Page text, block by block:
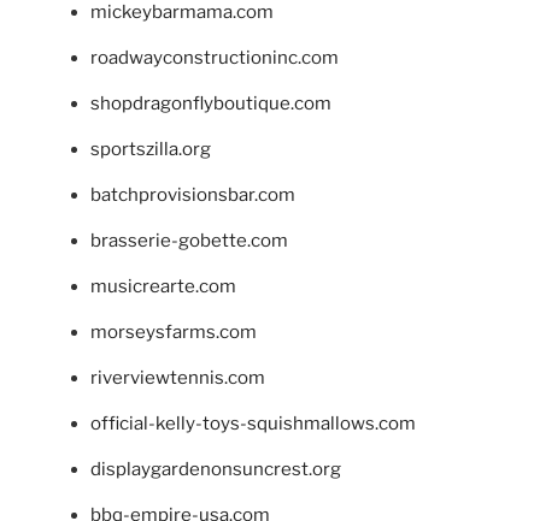
mickeybarmama.com
roadwayconstructioninc.com
shopdragonflyboutique.com
sportszilla.org
batchprovisionsbar.com
brasserie-gobette.com
musicrearte.com
morseysfarms.com
riverviewtennis.com
official-kelly-toys-squishmallows.com
displaygardenonsuncrest.org
bbq-empire-usa.com